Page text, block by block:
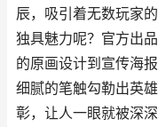
辰，吸引着无数玩家
独具魅力呢？官方出
的原画设计到宣传海
细腻的笔触勾勒出英
彰，让人一眼就被深